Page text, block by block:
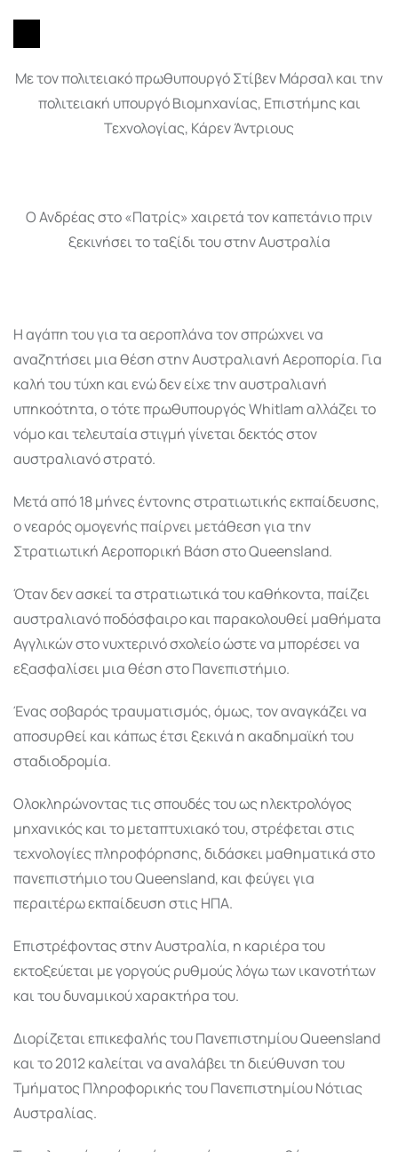
Με τον πολιτειακό πρωθυπουργό Στίβεν Μάρσαλ και την
πολιτειακή υπουργό Βιομηχανίας, Επιστήμης και
Τεχνολογίας, Κάρεν Άντριους
Ο Ανδρέας στο «Πατρίς» χαιρετά τον καπετάνιο πριν
ξεκινήσει το ταξίδι του στην Αυστραλία
Η αγάπη του για τα αεροπλάνα τον σπρώχνει να
αναζητήσει μια θέση στην Αυστραλιανή Αεροπορία. Για
καλή του τύχη και ενώ δεν είχε την αυστραλιανή
υπηκοότητα, ο τότε πρωθυπουργός Whitlam αλλάζει το
νόμο και τελευταία στιγμή γίνεται δεκτός στον
αυστραλιανό στρατό.
Μετά από 18 μήνες έντονης στρατιωτικής εκπαίδευσης,
ο νεαρός ομογενής παίρνει μετάθεση για την
Στρατιωτική Αεροπορική Βάση στο Queensland.
Όταν δεν ασκεί τα στρατιωτικά του καθήκοντα, παίζει
αυστραλιανό ποδόσφαιρο και παρακολουθεί μαθήματα
Αγγλικών στο νυχτερινό σχολείο ώστε να μπορέσει να
εξασφαλίσει μια θέση στο Πανεπιστήμιο.
Ένας σοβαρός τραυματισμός, όμως, τον αναγκάζει να
αποσυρθεί και κάπως έτσι ξεκινά η ακαδημαϊκή του
σταδιοδρομία.
Ολοκληρώνοντας τις σπουδές του ως ηλεκτρολόγος
μηχανικός και το μεταπτυχιακό του, στρέφεται στις
τεχνολογίες πληροφόρησης, διδάσκει μαθηματικά στο
πανεπιστήμιο του Queensland, και φεύγει για
περαιτέρω εκπαίδευση στις ΗΠΑ.
Επιστρέφοντας στην Αυστραλία, η καριέρα του
εκτοξεύεται με γοργούς ρυθμούς λόγω των ικανοτήτων
και του δυναμικού χαρακτήρα του.
Διορίζεται επικεφαλής του Πανεπιστημίου Queensland
και το 2012 καλείται να αναλάβει τη διεύθυνση του
Τμήματος Πληροφορικής του Πανεπιστημίου Νότιας
Αυστραλίας.